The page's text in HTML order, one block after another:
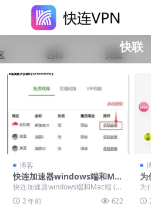
快联
博客
快连加速器windows端和Mac
端 (Outline) 下载及使用教程
快连加速器windows端和Mac端 (O
utline) 下载及使用教程 下面详...
2 年前 622
为
器
为
连
优